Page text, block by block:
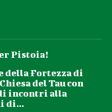
Pistoia!
Fortezza di
del Tau con
incontri alla
di...